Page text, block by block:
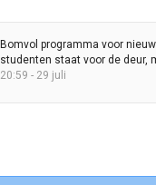
Bomvol programma voor
studenten staat voor de deur,
KEI-lopers daalt al jaren
20:59 - 29 juli